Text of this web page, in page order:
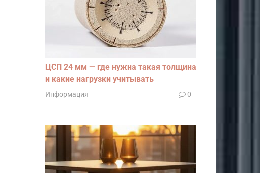
ЦСП 24 мм — где нужна такая толщина
и какие нагрузки учитывать
Информация 0